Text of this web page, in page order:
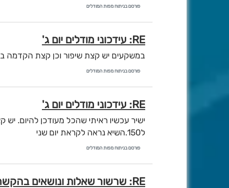
פורסם בניתוח מפות המודלים
RE: עידכוני מודלים יום ג'
במשקעים יש קצת שיפור וכן קצת הקדמה ב500 וב850 מול הצהריים
פורסם בניתוח מפות המודלים
RE: עידכוני מודלים יום ג'
ל150.השיא נראה לקראת יום שני
פורסם בניתוח מפות המודלים
RE: שרשור שאלות ונושאים בהקשר למערכת